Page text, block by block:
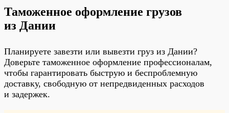
Таможенное оформление грузов
из Дании
Планируете завезти или вывезти груз из Дании?
Доверьте таможенное оформление профессионалам,
чтобы гарантировать быструю и беспроблемную
доставку, свободную от непредвиденных расходов
и задержек.